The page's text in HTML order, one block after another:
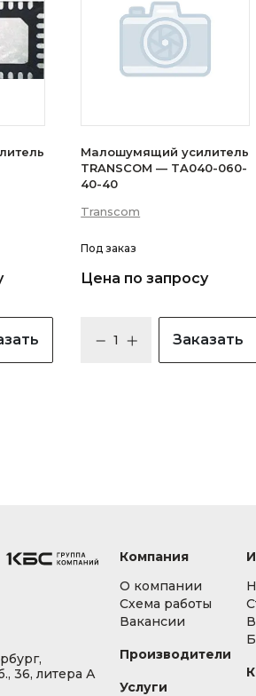
Малошумящий усилитель
TRANSCOM — TA040-060-
40-40
Transcom
Под заказ
Цена по запросу
Заказать
36, литера А
Компания
О компании
Схема работы
Вакансии
Производители
Услуги